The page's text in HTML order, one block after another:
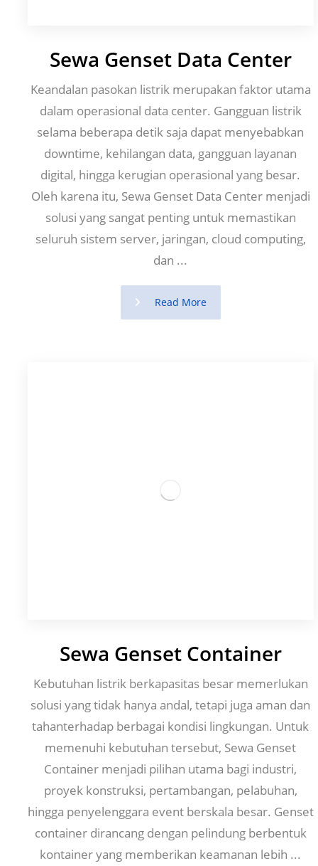
Sewa Genset Data Center
Keandalan pasokan listrik merupakan faktor utama
dalam operasional data center. Gangguan listrik
selama beberapa detik saja dapat menyebabkan
downtime, kehilangan data, gangguan layanan
digital, hingga kerugian operasional yang besar.
Oleh karena itu, Sewa Genset Data Center menjadi
solusi yang sangat penting untuk memastikan
seluruh sistem server, jaringan, cloud computing,
dan ...
Read More
Sewa Genset Container
Kebutuhan listrik berkapasitas besar memerlukan
solusi yang tidak hanya andal, tetapi juga aman dan
tahanterhadap berbagai kondisi lingkungan. Untuk
memenuhi kebutuhan tersebut, Sewa Genset
Container menjadi pilihan utama bagi industri,
proyek konstruksi, pertambangan, pelabuhan,
hingga penyelenggara event berskala besar. Genset
container dirancang dengan pelindung berbentuk
kontainer yang memberikan keamanan lebih ...